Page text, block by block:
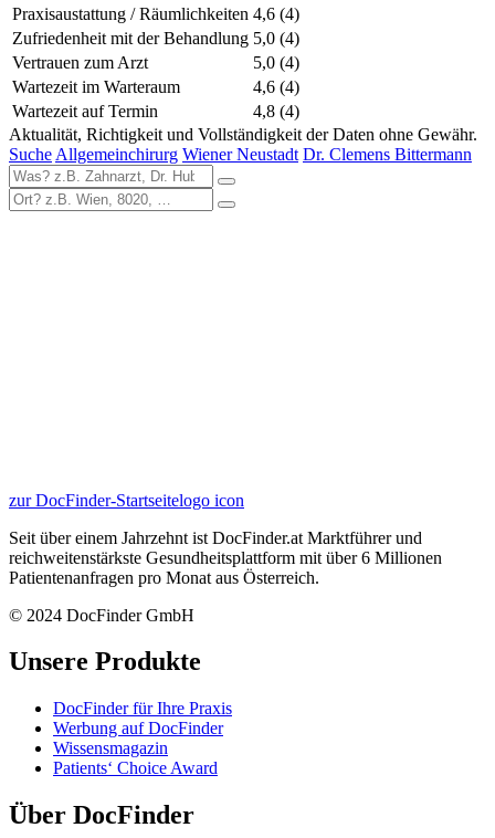
Praxisaustattung / Räumlichkeiten 4,6 (4)
Zufriedenheit mit der Behandlung 5,0 (4)
Vertrauen zum Arzt
5,0 (4)
Wartezeit im Warteraum
4,6 (4)
Wartezeit auf Termin
4,8 (4)
Aktualität, Richtigkeit und Vollständigkeit der Daten ohne Gewähr.
Suche Allgemeinchirurg Wiener Neustadt Dr. Clemens Bittermann
zur DocFinder-Startseitelogo icon
Seit über einem Jahrzehnt ist DocFinder.at Marktführer und
reichweitenstärkste Gesundheitsplattform mit über 6 Millionen
Patientenanfragen pro Monat aus Österreich.
© 2024 DocFinder GmbH
Unsere Produkte
DocFinder für Ihre Praxis
Werbung auf DocFinder
Wissensmagazin
Patients‘ Choice Award
Über DocFinder